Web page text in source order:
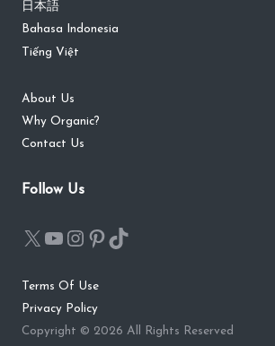
日本語
Bahasa Indonesia
Tiếng Việt
About Us
Why Organic?
Contact Us
Follow Us
Terms Of Use
Privacy Policy
Copyright © 2026 All Rights Reserved